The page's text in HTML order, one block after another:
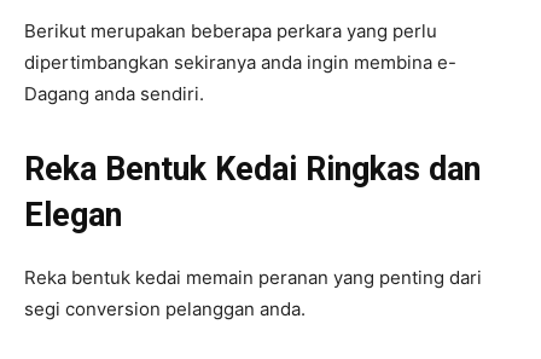
Berikut merupakan beberapa perkara yang perlu
dipertimbangkan sekiranya anda ingin membina e-
Dagang anda sendiri.
Reka Bentuk Kedai Ringkas dan
Elegan
Reka bentuk kedai memain peranan yang penting dari
segi conversion pelanggan anda.